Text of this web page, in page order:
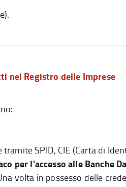
nel Registro delle Imprese
SPID, CIE (Carta di
per l'accesso alle Banche
volta in possesso delle